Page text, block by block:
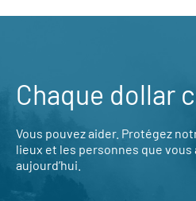
Chaque dollar
Vous pouvez aider. Protégez
lieux et les personnes que vous
aujourd’hui.